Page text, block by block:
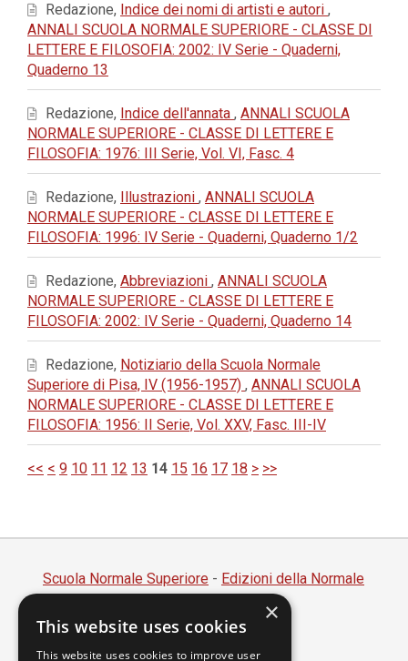
Redazione, Indice dei nomi di artisti e autori ,
ANNALI SCUOLA NORMALE SUPERIORE - CLASSE DI
LETTERE E FILOSOFIA: 2002: IV Serie - Quaderni,
Quaderno 13
Redazione, Indice dell'annata , ANNALI SCUOLA
NORMALE SUPERIORE - CLASSE DI LETTERE E
FILOSOFIA: 1976: III Serie, Vol. VI, Fasc. 4
Redazione, Illustrazioni , ANNALI SCUOLA
NORMALE SUPERIORE - CLASSE DI LETTERE E
FILOSOFIA: 1996: IV Serie - Quaderni, Quaderno 1/2
Redazione, Abbreviazioni , ANNALI SCUOLA
NORMALE SUPERIORE - CLASSE DI LETTERE E
FILOSOFIA: 2002: IV Serie - Quaderni, Quaderno 14
Redazione, Notiziario della Scuola Normale
Superiore di Pisa, IV (1956-1957) , ANNALI SCUOLA
NORMALE SUPERIORE - CLASSE DI LETTERE E
FILOSOFIA: 1956: II Serie, Vol. XXV, Fasc. III-IV
<< < 9 10 11 12 13 14 15 16 17 18 > >>
Scuola Normale Superiore - Edizioni della Normale
Piazza dei Cavalieri, 7 - 56126 Pisa
Codice fiscale 80005050507
Partita IVA 00420000507
×
This website uses cookies
This website uses cookies to improve user